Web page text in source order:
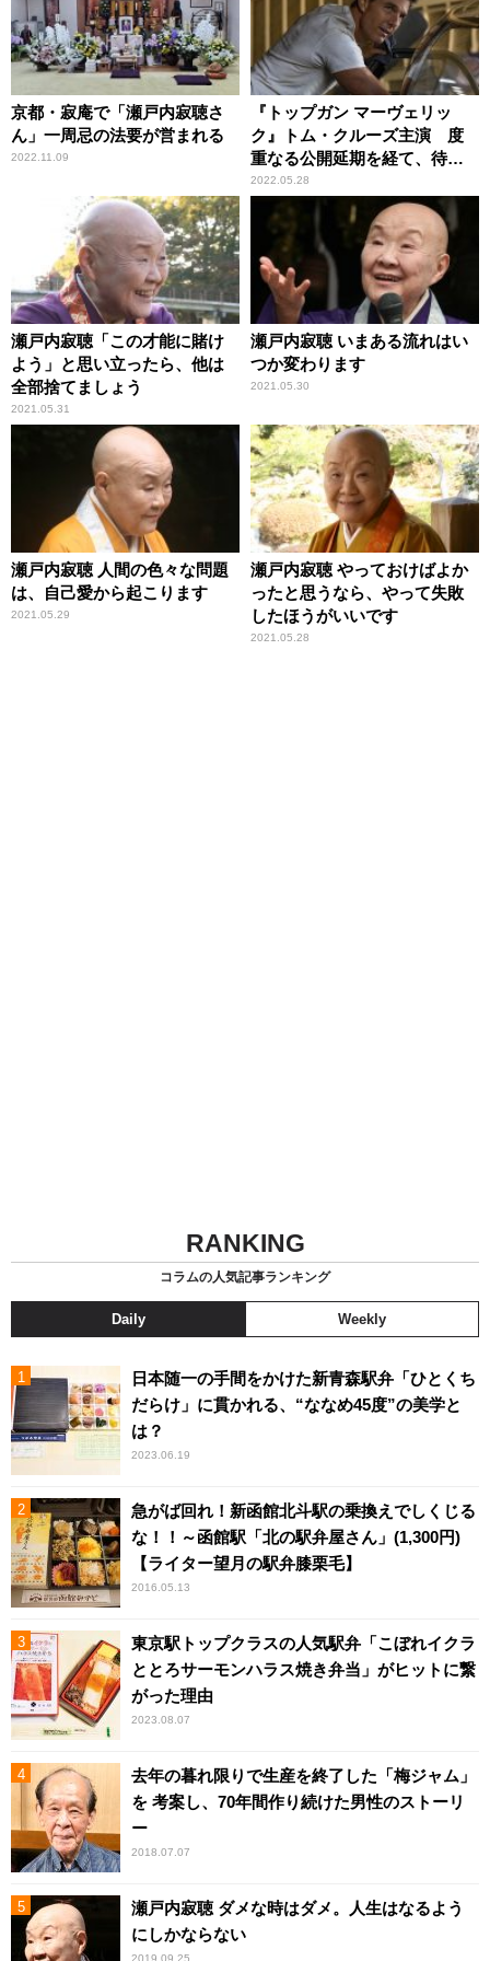
京都・寂庵で「瀬戸内寂聴さ
ん」一周忌の法要が営まれる
2022.11.09
『トップガン マーヴェリッ
ク』トム・クルーズ主演 度
重なる公開延期を経て、待望
のスクリーンへ
2022.05.28
瀬戸内寂聴「この才能に賭け
よう」と思い立ったら、他は
全部捨てましょう
2021.05.31
瀬戸内寂聴 いまある流れはい
つか変わります
2021.05.30
瀬戸内寂聴 人間の色々な問題
は、自己愛から起こります
2021.05.29
瀬戸内寂聴 やっておけばよか
ったと思うなら、やって失敗
したほうがいいです
2021.05.28
RANKING
コラムの人気記事ランキング
Daily Weekly
日本随一の手間をかけた新青森駅弁「ひとくち
だらけ」に貫かれる、“ななめ45度”の美学と
は？
2023.06.19
急がば回れ！新函館北斗駅の乗換えでしくじる
な！！～函館駅「北の駅弁屋さん」(1,300円)
【ライター望月の駅弁膝栗毛】
2016.05.13
東京駅トップクラスの人気駅弁「こぼれイクラ
ととろサーモンハラス焼き弁当」がヒットに繋
がった理由
2023.08.07
去年の暮れ限りで生産を終了した「梅ジャム」
を 考案し、70年間作り続けた男性のストーリ
ー
2018.07.07
瀬戸内寂聴 ダメな時はダメ。人生はなるよう
にしかならない
2019.09.25